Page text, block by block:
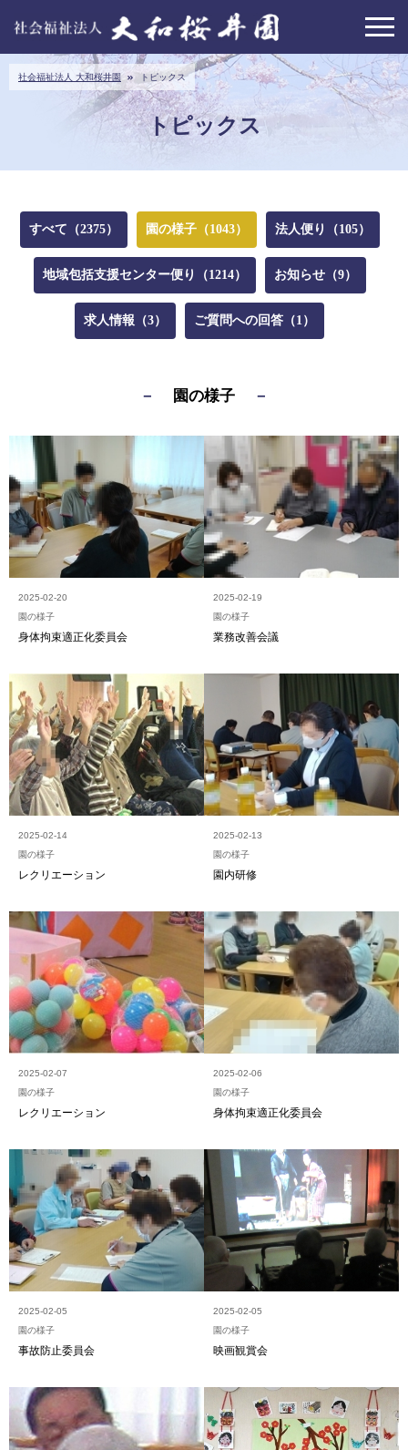
社会福祉法人 大和桜井園 トピックス
トピックス
すべて（2375） 園の様子（1043） 法人便り（105）
地域包括支援センター便り（1214） お知らせ（9）
求人情報（3） ご質問への回答（1）
園の様子
2025-02-20
園の様子
身体拘束適正化委員会
2025-02-19
園の様子
業務改善会議
2025-02-14
園の様子
レクリエーション
2025-02-13
園の様子
園内研修
2025-02-07
園の様子
レクリエーション
2025-02-06
園の様子
身体拘束適正化委員会
2025-02-05
園の様子
事故防止委員会
2025-02-05
園の様子
映画観賞会